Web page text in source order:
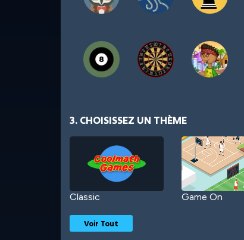
3. CHOISISSEZ UN THÈME
Classic Game On
Voir Tout